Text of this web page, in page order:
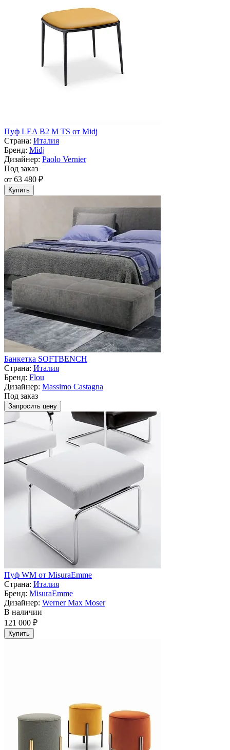
Пуф LEA B2 M TS от Midj
Страна: Италия
Бренд: Midj
Дизайнер: Paolo Vernier
Под заказ
от 63 480 ₽
Купить
Банкетка SOFTBENCH
Страна: Италия
Бренд: Flou
Дизайнер: Massimo Castagna
Под заказ
Запросить цену
Пуф WM от MisuraEmme
Страна: Италия
Бренд: MisuraEmme
Дизайнер: Werner Max Moser
В наличии
121 000 ₽
Купить